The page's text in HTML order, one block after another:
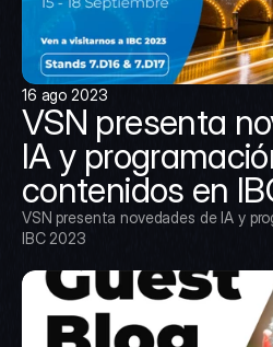
16 ago 2023
VSN presenta
IA y
contenidos en
VSN presenta novedades de IA y
IBC 2023